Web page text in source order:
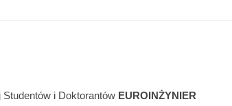
i Doktorantów EUROINŻYNIER